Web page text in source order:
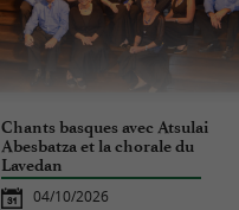
Chants basques avec Atsulai
Abesbatza et la chorale du
Lavedan
04/10/2026